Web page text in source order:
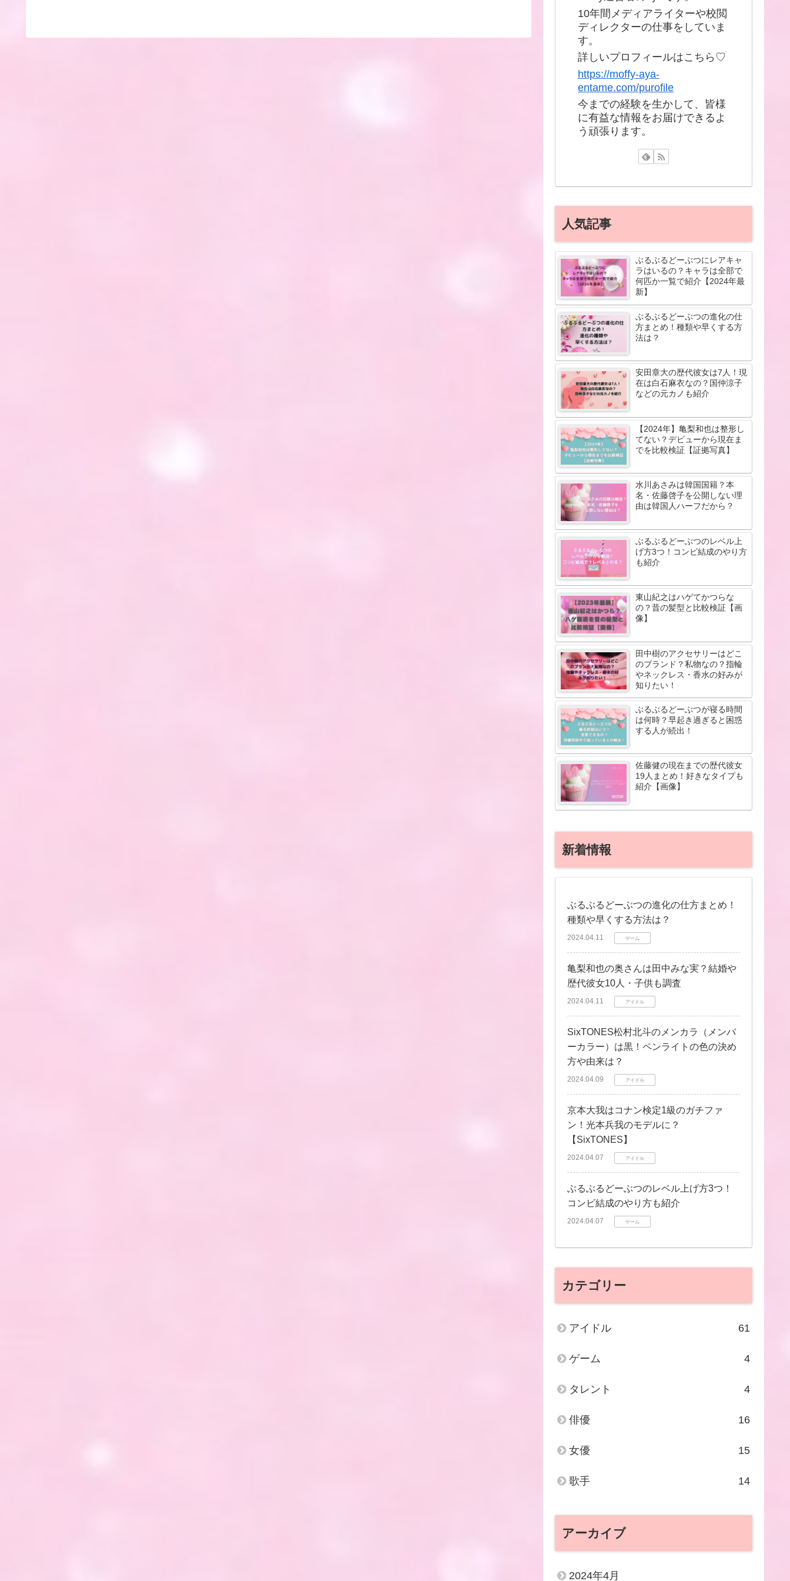
10年間メディアライターや校閲
ディレクターの仕事をしていま
す。
詳しいプロフィールはこちら♡
https://moffy-aya-
entame.com/purofile
今までの経験を生かして、皆様
に有益な情報をお届けできるよ
う頑張ります。
人気記事
ぶるぶるどーぶつにレアキャ
ラはいるの？キャラは全部で
何匹か一覧で紹介【2024年最
新】
ぶるぶるどーぶつの進化の仕
方まとめ！種類や早くする方
法は？
安田章大の歴代彼女は7人！現
在は白石麻衣なの？国仲涼子
などの元カノも紹介
【2024年】亀梨和也は整形し
てない？デビューから現在ま
でを比較検証【証拠写真】
水川あさみは韓国国籍？本
名・佐藤啓子を公開しない理
由は韓国人ハーフだから？
ぶるぶるどーぶつのレベル上
げ方3つ！コンビ結成のやり方
も紹介
東山紀之はハゲてかつらな
の？昔の髪型と比較検証【画
像】
田中樹のアクセサリーはどこ
のブランド？私物なの？指輪
やネックレス・香水の好みが
知りたい！
ぶるぶるどーぶつが寝る時間
は何時？早起き過ぎると困惑
する人が続出！
佐藤健の現在までの歴代彼女
19人まとめ！好きなタイプも
紹介【画像】
新着情報
ぶるぶるどーぶつの進化の仕方まとめ！
種類や早くする方法は？
2024.04.11 ゲーム
亀梨和也の奥さんは田中みな実？結婚や
歴代彼女10人・子供も調査
2024.04.11 アイドル
SixTONES松村北斗のメンカラ（メンバ
ーカラー）は黒！ペンライトの色の決め
方や由来は？
2024.04.09 アイドル
京本大我はコナン検定1級のガチファ
ン！光本兵我のモデルに？
【SixTONES】
2024.04.07 アイドル
ぶるぶるどーぶつのレベル上げ方3つ！
コンビ結成のやり方も紹介
2024.04.07 ゲーム
カテゴリー
アイドル 61
ゲーム 4
タレント 4
俳優 16
女優 15
歌手 14
アーカイブ
2024年4月